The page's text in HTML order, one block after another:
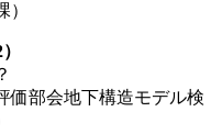
部会地下構造モデル検